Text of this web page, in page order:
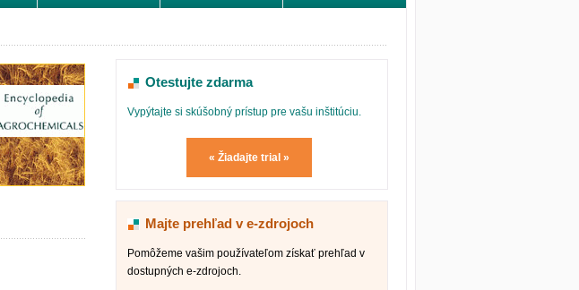
Otestujte zdarma
Vypýtajte si skúšobný prístup pre vašu inštitúciu.
« Žiadajte trial »
Majte prehľad v e-zdrojoch
Pomôžeme vašim používateľom získať prehľad v
dostupných e-zdrojoch.